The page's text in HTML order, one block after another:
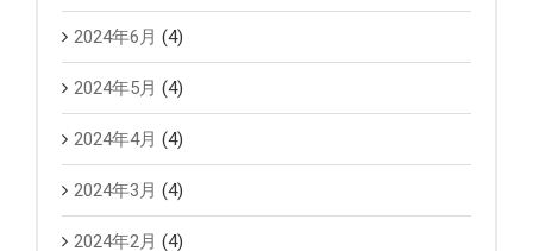
2024年6月 (4)
2024年5月 (4)
2024年4月 (4)
2024年3月 (4)
2024年2月 (4)